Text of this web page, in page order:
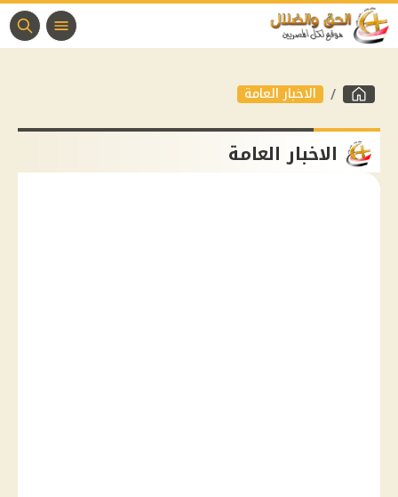
الاخبار العامة
الاخبار العامة